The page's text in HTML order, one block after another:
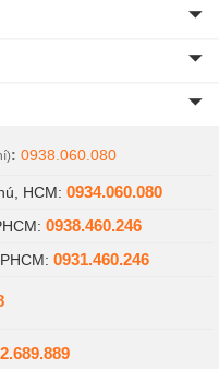
7.699.000 ₫
5.199.000 ₫
Công ty
: 0938.060.080
HCM: 0934.060.080
0938.460.246
0931.460.246